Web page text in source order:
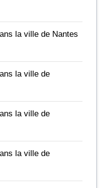
la ville de Nantes
la ville de
la ville de
la ville de